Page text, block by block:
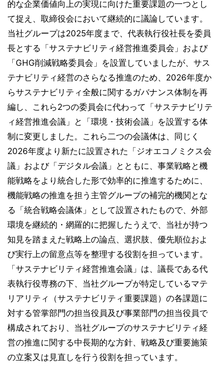
的な企業価値向上の実現に向けた重要課題の一つとし
て捉え、取締役会において継続的に議論しています。
当社グループは2025年度まで、代表執行役社長を委員
長とする「サステナビリティ経営推進委員会」および
「GHG削減戦略委員会」を設置していましたが、サス
テナビリティ経営のさらなる推進のため、2026年度か
らサステナビリティ全般に関するガバナンス体制を再
編し、これら2つの委員会に代わって「サステナビリテ
ィ経営推進会議」と「環境・技術会議」を設置する体
制に変更しました。これら二つの会議体は、同じく
2026年度より新たに設置された「ジオエコノミクス会
議」および「デジタル会議」とともに、事業戦略と機
能戦略をより統合した形で効率的に推進するために、
機能戦略の推進を担う主管グループの補完的機関とな
る「統合戦略会議体」として設置されたもので、外部
環境を継続的・網羅的に把握したうえで、当社が持つ
知見を踏まえた戦略上の論点、選択肢、優先順位およ
び実行上の留意点等を整理する役割を担っています。
「サステナビリティ経営推進会議」は、議長である代
表執行役専務の下、当社グループが特定しているマテ
リアリティ（サステナビリティ重要課題）の各課題に
対する管掌部門の担当役員及び事業部門の担当役員で
構成されており、当社グループのサステナビリティ経
営の推進に関する中長期的な方針、戦略及び重要施策
の立案又は見直しを行う役割を担っています。